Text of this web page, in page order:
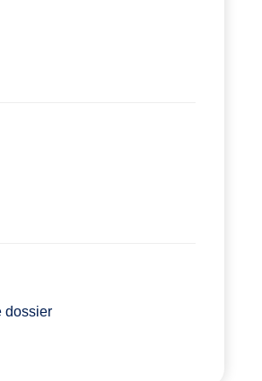
dossier